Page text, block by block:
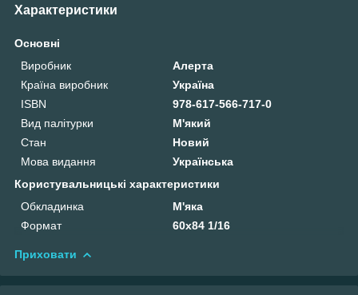
Характеристики
Основні
Виробник
Алерта
Країна виробник
Україна
ISBN
978-617-566-717-0
Вид палітурки
М'який
Стан
Новий
Мова видання
Українська
Користувальницькі характеристики
Обкладинка
М'яка
Формат
60х84 1/16
Приховати